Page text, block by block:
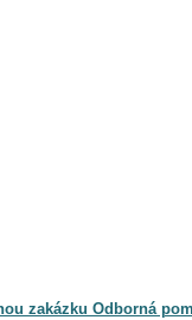
zakázku Odborná